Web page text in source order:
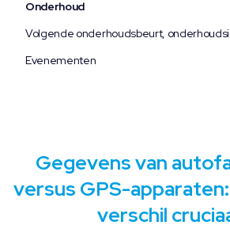
Onderhoud
Volgende onderhoudsbeurt,
Evenementen
Gegevens van
versus GPS-
verschil